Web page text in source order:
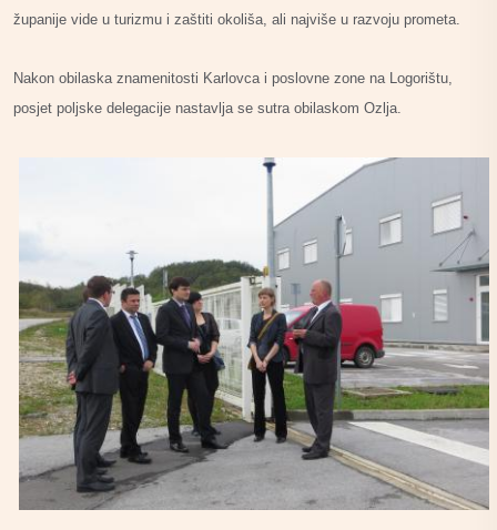
županije vide u turizmu i zaštiti okoliša, ali najviše u razvoju prometa.
Nakon obilaska znamenitosti Karlovca i poslovne zone na Logorištu,
posjet poljske delegacije nastavlja se sutra obilaskom Ozlja.